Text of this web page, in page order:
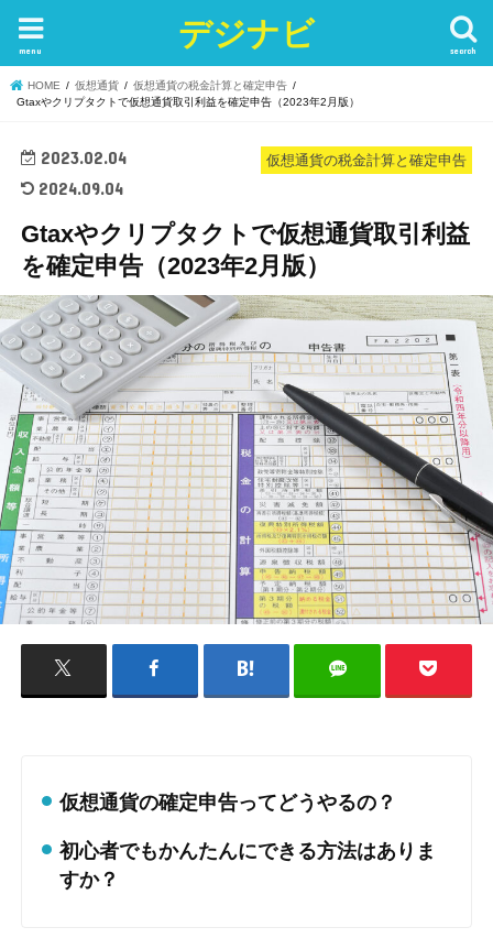
デジナビ search
menu
HOME 仮想通貨
仮想通貨の税金計算と確定申告
Gtaxやクリプタクトで仮想通貨取引利益を確定申告（2023年2月版）
仮想通貨の税金計算と確定申告
2023.02.04
2024.09.04
Gtaxやクリプタクトで仮想通貨取引利益
を確定申告（2023年2月版）
仮想通貨の確定申告ってどうやるの？
初心者でもかんたんにできる方法はありま
すか？